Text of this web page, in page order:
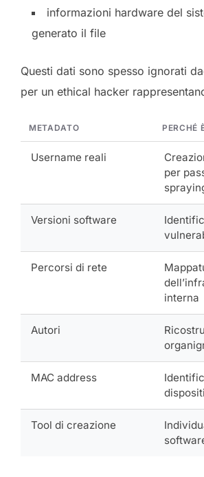
informazioni hardware del
generato il file
Questi dati sono spesso ignorati
per un ethical hacker
METADATO PERCHÉ
Username reali
per
Versioni software
Percorsi di rete
interna
Autori
MAC address
Tool di creazione